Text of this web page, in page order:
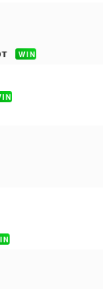
WIN